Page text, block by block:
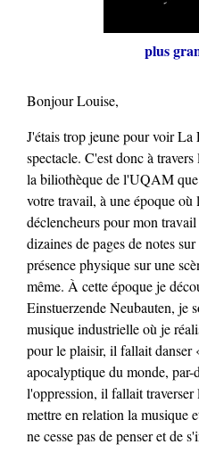
plus
Bonjour Louise,
J'étais trop jeune pour voir
spectacle. C'est donc à
la biliothèque de l'UQAM
votre travail, à une époque où
déclencheurs pour mon
dizaines de pages de notes
présence physique sur une
même. À cette époque je
Einstuerzende Neubauten, je
musique industrielle où je
pour le plaisir, il fallait danser
apocalyptique du monde, par-
l'oppression, il fallait
mettre en relation la musique
ne cesse pas de penser et de